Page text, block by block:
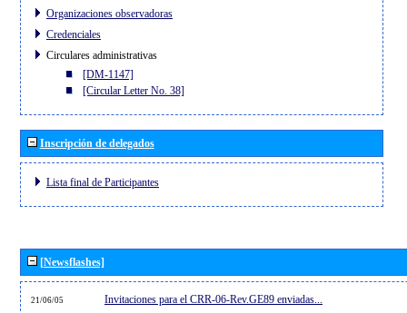
Organizaciones observadoras
Credenciales
Circulares administrativas
[DM-1147]
[Circular Letter No. 38]
Inscripción de delegados
Lista final de Participantes
[Newsflashes]
21/06/05 Invitaciones para el CRR-06-Rev.GE89 enviadas...